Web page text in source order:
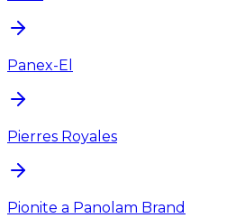
Panex-El
Pierres Royales
Pionite a Panolam Brand